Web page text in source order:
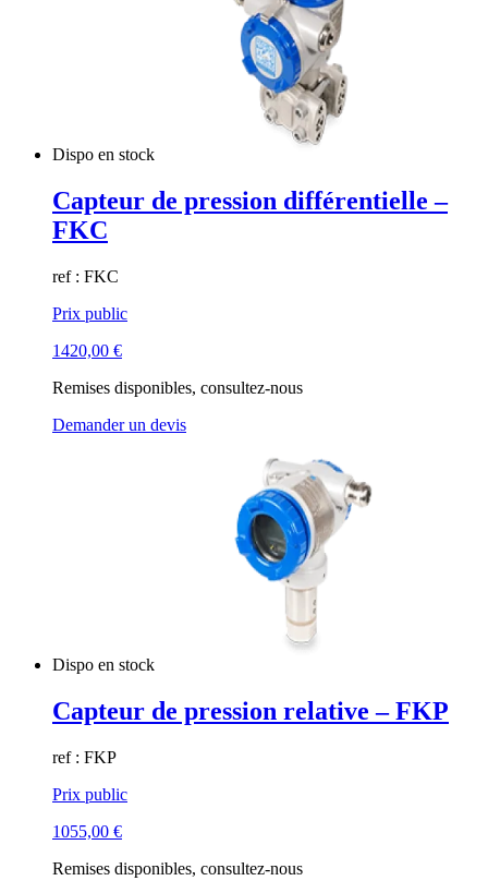
Dispo en stock
Capteur de pression différentielle –
FKC
ref : FKC
Prix public
1420,00 €
Remises disponibles, consultez-nous
Demander un devis
Dispo en stock
Capteur de pression relative – FKP
ref : FKP
Prix public
1055,00 €
Remises disponibles, consultez-nous